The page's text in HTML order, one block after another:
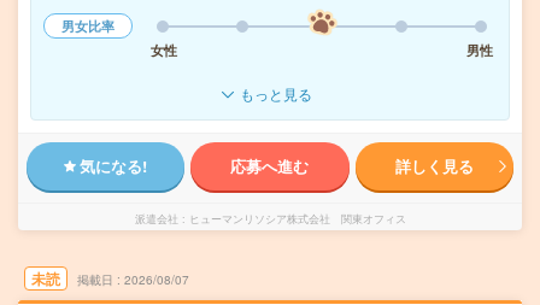
男女比率
女性
男性
もっと見る
気になる! 応募へ進む 詳しく見る
派遣会社 ヒューマンリソシア株式会社 関東オフィス
未読 掲載日 2026/08/07